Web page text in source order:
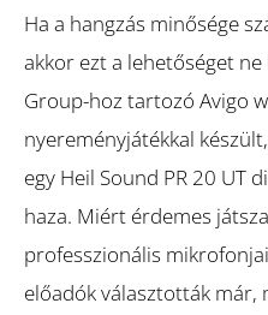
Ha a hangzás minősége
akkor ezt a lehetőséget ne
Group-hoz tartozó Avigo
nyereményjátékkal
egy Heil Sound PR 20 UT
haza. Miért érdemes
professzionális
előadók választották már,